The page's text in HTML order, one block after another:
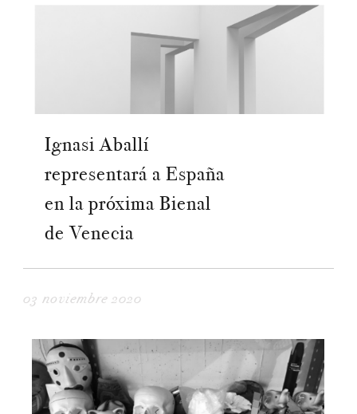
Ignasi Aballí
representará a España
en la próxima Bienal
de Venecia
03 noviembre 2020